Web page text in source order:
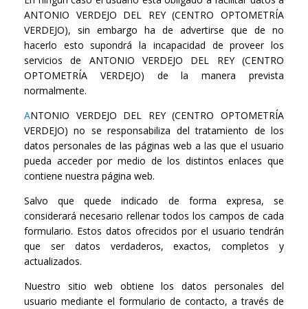
ANTONIO VERDEJO DEL REY (CENTRO OPTOMETRÍA
VERDEJO), sin embargo ha de advertirse que de no
hacerlo esto supondrá la incapacidad de proveer los
servicios de ANTONIO VERDEJO DEL REY (CENTRO
OPTOMETRÍA VERDEJO) de la manera prevista
normalmente.
ANTONIO VERDEJO DEL REY (CENTRO OPTOMETRÍA
VERDEJO) no se responsabiliza del tratamiento de los
datos personales de las páginas web a las que el usuario
pueda acceder por medio de los distintos enlaces que
contiene nuestra página web.
Salvo que quede indicado de forma expresa, se
considerará necesario rellenar todos los campos de cada
formulario. Estos datos ofrecidos por el usuario tendrán
que ser datos verdaderos, exactos, completos y
actualizados.
Nuestro sitio web obtiene los datos personales del
usuario mediante el formulario de contacto, a través de